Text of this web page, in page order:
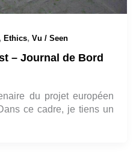
Ethics, Vu / Seen
– Journal de Bord
du projet européen
ce cadre, je tiens un